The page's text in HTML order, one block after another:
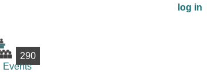
log in
290
Events